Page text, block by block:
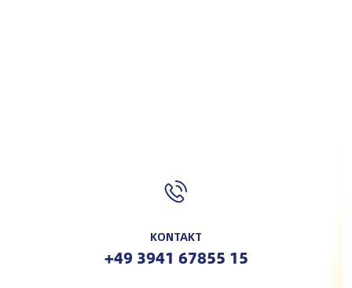
KONTAKT
+49 3941 67855 15